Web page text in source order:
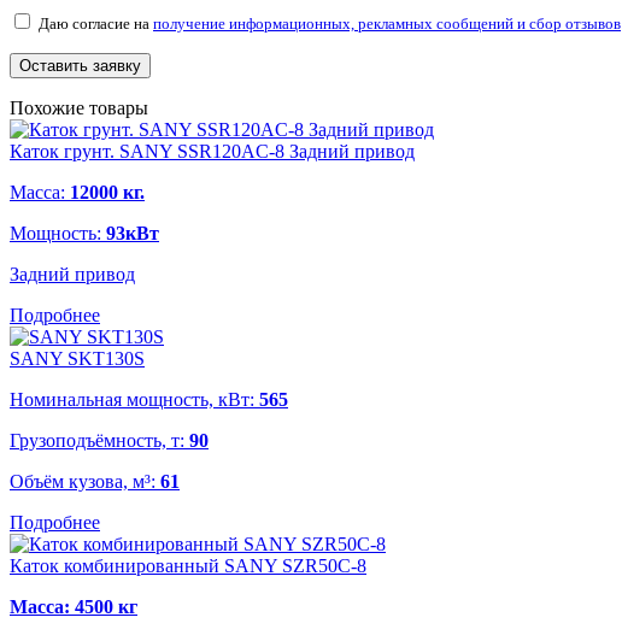
Даю согласие на получение информационных, рекламных сообщений и сбор отзывов
Похожие товары
Каток грунт. SANY SSR120AC-8 Задний привод
Масса: 12000 кг.
Мощность: 93кВт
Задний привод
Подробнее
SANY SKT130S
Номинальная мощность, кВт: 565
Грузоподъёмность, т: 90
Объём кузова, м³: 61
Подробнее
Каток комбинированный SANY SZR50C-8
Масса: 4500 кг